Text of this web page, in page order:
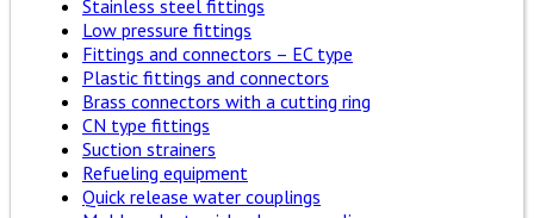
Stainless steel fittings
Low pressure fittings
Fittings and connectors – EC type
Plastic fittings and connectors
Brass connectors with a cutting ring
CN type fittings
Suction strainers
Refueling equipment
Quick release water couplings